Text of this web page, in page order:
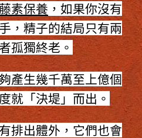
素保養 ，如果你沒有
，精子的結局只有兩
孤獨終老。
產生幾千萬至上億個
就「決堤」而出。
排出體外，它們也會